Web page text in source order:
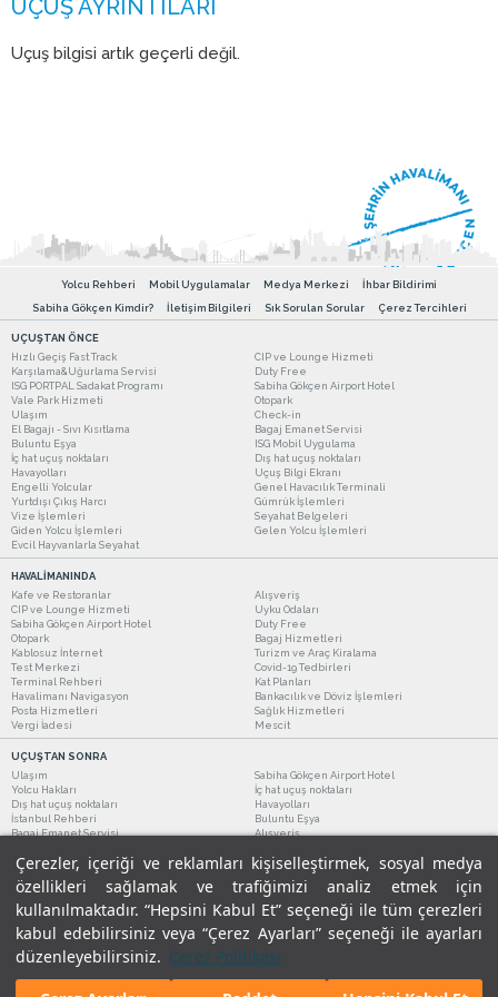
Çerezler, içeriği ve reklamları kişiselleştirmek, sosyal medya
özellikleri sağlamak ve trafiğimizi analiz etmek için
kullanılmaktadır. “Hepsini Kabul Et” seçeneği ile tüm çerezleri
kabul edebilirsiniz veya “Çerez Ayarları” seçeneği ile ayarları
düzenleyebilirsiniz. Çerez Politikası
Uçuş bilgisi artık geçerli değil.
Yolcu Rehberi Mobil Uygulamalar Medya Merkezi
İhbar Bildirimi
Sabiha Gökçen Kimdir?
İletişim Bilgileri Sık Sorulan Sorular Çerez Tercihleri
UÇUŞTAN ÖNCE
Hızlı Geçiş Fast Track
CIP ve Lounge Hizmeti
Karşılama&Uğurlama Servisi
Duty Free
ISG PORTPAL Sadakat Programı
Sabiha Gökçen Airport Hotel
Vale Park Hizmeti
Otopark
Ulaşım
Check-in
El Bagajı - Sıvı Kısıtlama
Bagaj Emanet Servisi
Buluntu Eşya
ISG Mobil Uygulama
İç hat uçuş noktaları
Dış hat uçuş noktaları
Havayolları
Uçuş Bilgi Ekranı
Engelli Yolcular
Genel Havacılık Terminali
Yurtdışı Çıkış Harcı
Gümrük İşlemleri
Vize İşlemleri
Seyahat Belgeleri
Giden Yolcu İşlemleri
Gelen Yolcu İşlemleri
Evcil Hayvanlarla Seyahat
HAVALİMANINDA
Kafe ve Restoranlar
Alışveriş
CIP ve Lounge Hizmeti
Uyku Odaları
Sabiha Gökçen Airport Hotel
Duty Free
Otopark
Bagaj Hizmetleri
Kablosuz İnternet
Turizm ve Araç Kiralama
Test Merkezi
Covid-19 Tedbirleri
Terminal Rehberi
Kat Planları
Havalimanı Navigasyon
Bankacılık ve Döviz İşlemleri
Posta Hizmetleri
Sağlık Hizmetleri
Vergi İadesi
Mescit
UÇUŞTAN SONRA
Ulaşım
Sabiha Gökçen Airport Hotel
Yolcu Hakları
İç hat uçuş noktaları
Dış hat uçuş noktaları
Havayolları
İstanbul Rehberi
Buluntu Eşya
Bagaj Emanet Servisi
Alışveriş